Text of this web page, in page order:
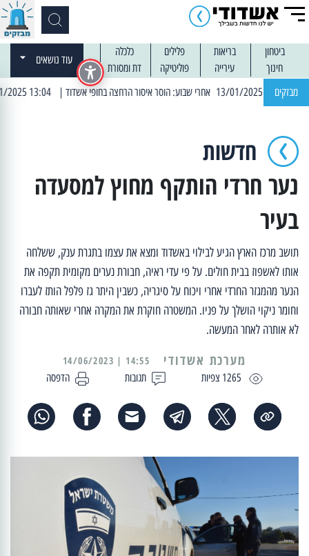
ביטחון בריאות פלילים
כלכלה
חינוך
עירייה פוליטיקה דת ומסורת
עוד נושאים
מבזקים | 13:04 14/01/2025 עובדים בלילות: עבודות קרצוף וריבוד אספלט
חדשות
נער חרדי הותקף מחוץ למסעדה
בעיר
תושב מרכז הארץ הגיע לבילוי באשדוד ומצא את עצמו בתגרת ענק, ששלחה
אותו לאשפוז בבית חולים. על פי עדי ראיה, חבורת נערים מקומית תקפה את
הנער מהמגזר החרדי אחרי ויכוח על סיגריה, כשבין היתר גז פלפל הותז לעברו
וחומר ניקוי הושלך על פניו. המשטרה חוקרת את המקרה אחרי שאותה חבורה
לא אותרה לאחר המעשה.
1265 צפיות תגובות הדפסה
מערכת אשדודי 14:55 | 14/06/2023